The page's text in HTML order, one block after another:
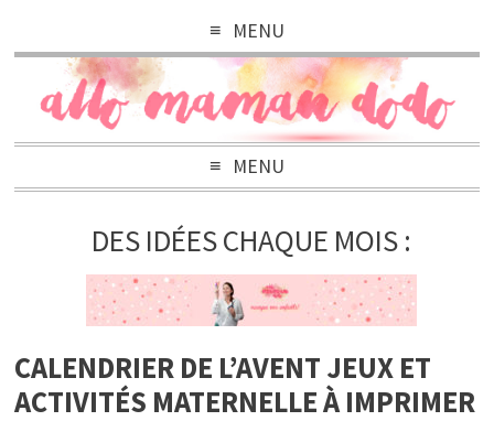
MENU
MENU
DES IDÉES CHAQUE MOIS :
CALENDRIER DE L’AVENT JEUX ET
ACTIVITÉS MATERNELLE À IMPRIMER